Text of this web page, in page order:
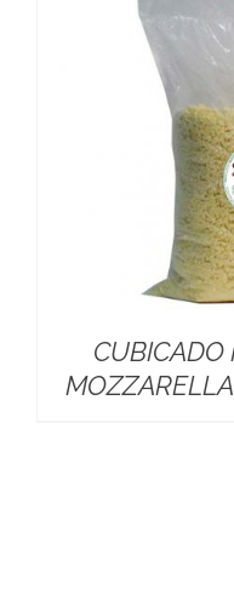
CUBICADO